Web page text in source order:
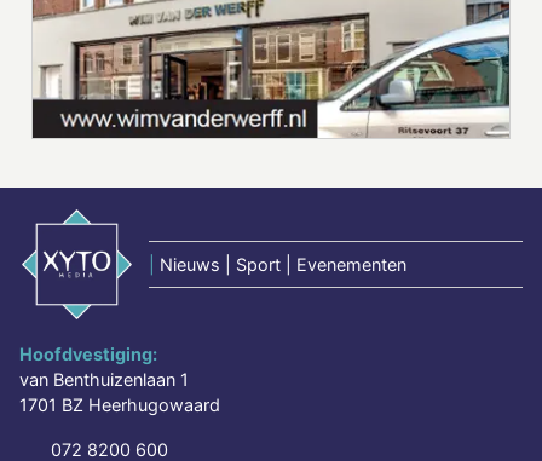
Nieuws | Sport | Evenementen
Hoofdvestiging:
van Benthuizenlaan 1
1701 BZ Heerhugowaard
072 8200 600